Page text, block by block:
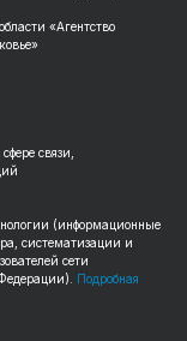
«Агентство
связи,
(информационные
систематизации и
сети
Подробная